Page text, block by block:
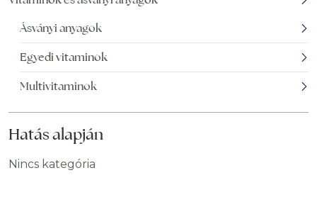
Ásványi anyagok
Egyedi vitaminok
Multivitaminok
Hatás alapján
Nincs kategória